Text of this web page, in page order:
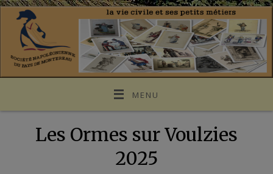
MENU
Les Ormes sur Voulzies
2025